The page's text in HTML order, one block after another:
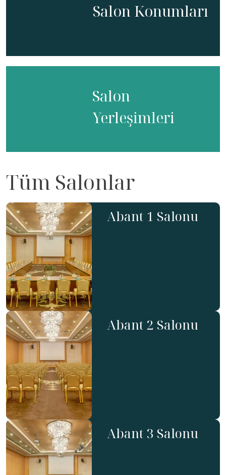
Salon Konumları
Salon
Yerleşimleri
Tüm Salonlar
Abant 1 Salonu
Abant 2 Salonu
Abant 3 Salonu